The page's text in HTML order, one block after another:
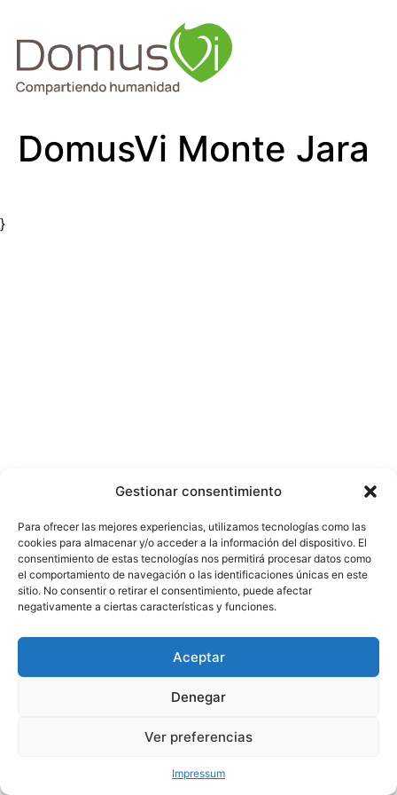
Gestionar consentimiento
Para ofrecer las mejores experiencias, utilizamos tecnologías como las
cookies para almacenar y/o acceder a la información del dispositivo. El
consentimiento de estas tecnologías nos permitirá procesar datos como
el comportamiento de navegación o las identificaciones únicas en este
sitio. No consentir o retirar el consentimiento, puede afectar
negativamente a ciertas características y funciones.
Aceptar
Denegar
Ver preferencias
Impressum
DomusVi Monte Jara
}